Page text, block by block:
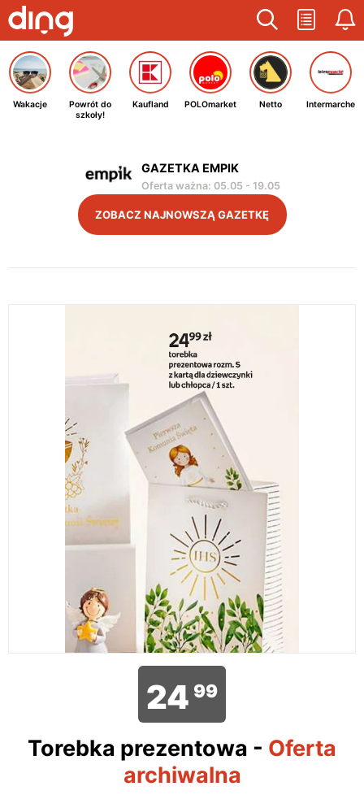
Wakacje
Powrót do
szkoły!
Kaufland POLOmarket Netto Intermarche
GAZETKA EMPIK
Oferta ważna: 05.05 - 19.05
ZOBACZ NAJNOWSZĄ GAZETKĘ
24 99
Torebka prezentowa - Oferta
archiwalna